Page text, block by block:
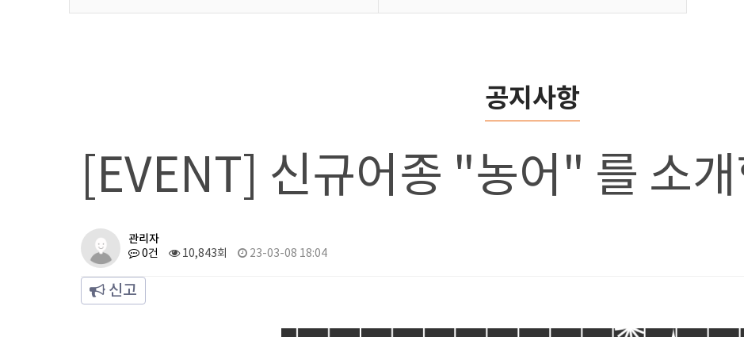
공지사항
[EVENT] 신규어종 "농어" 를 소
관리자
0건 10,843회 23-03-08 18:04
신고